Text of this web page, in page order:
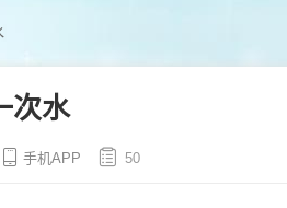
次水
手机APP 50